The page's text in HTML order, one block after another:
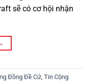
sẽ có cơ hội nhận
Đồng Đề Cử, Tin Cộng